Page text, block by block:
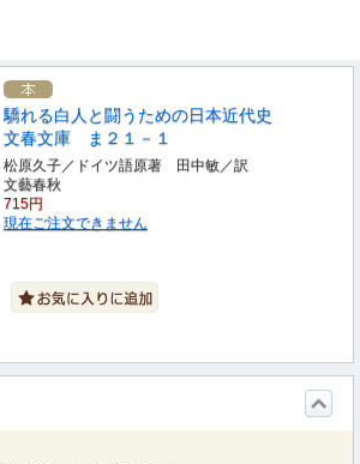
驕れる白人と闘うための日本近代史
文春文庫 ま２１－１
松原久子／ドイツ語原著 田中敏／訳
文藝春秋
715円
現在ご注文できません